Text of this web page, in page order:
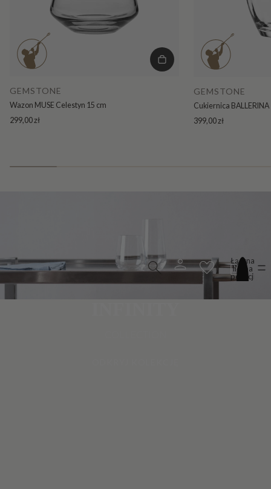
Łączna
liczba
pozycji
w
GEMSTONE
Wazon MUSE Celestyn 15 cm
299,00 zł
GEMSTONE
Cukiernica BALLERINA
399,00 zł